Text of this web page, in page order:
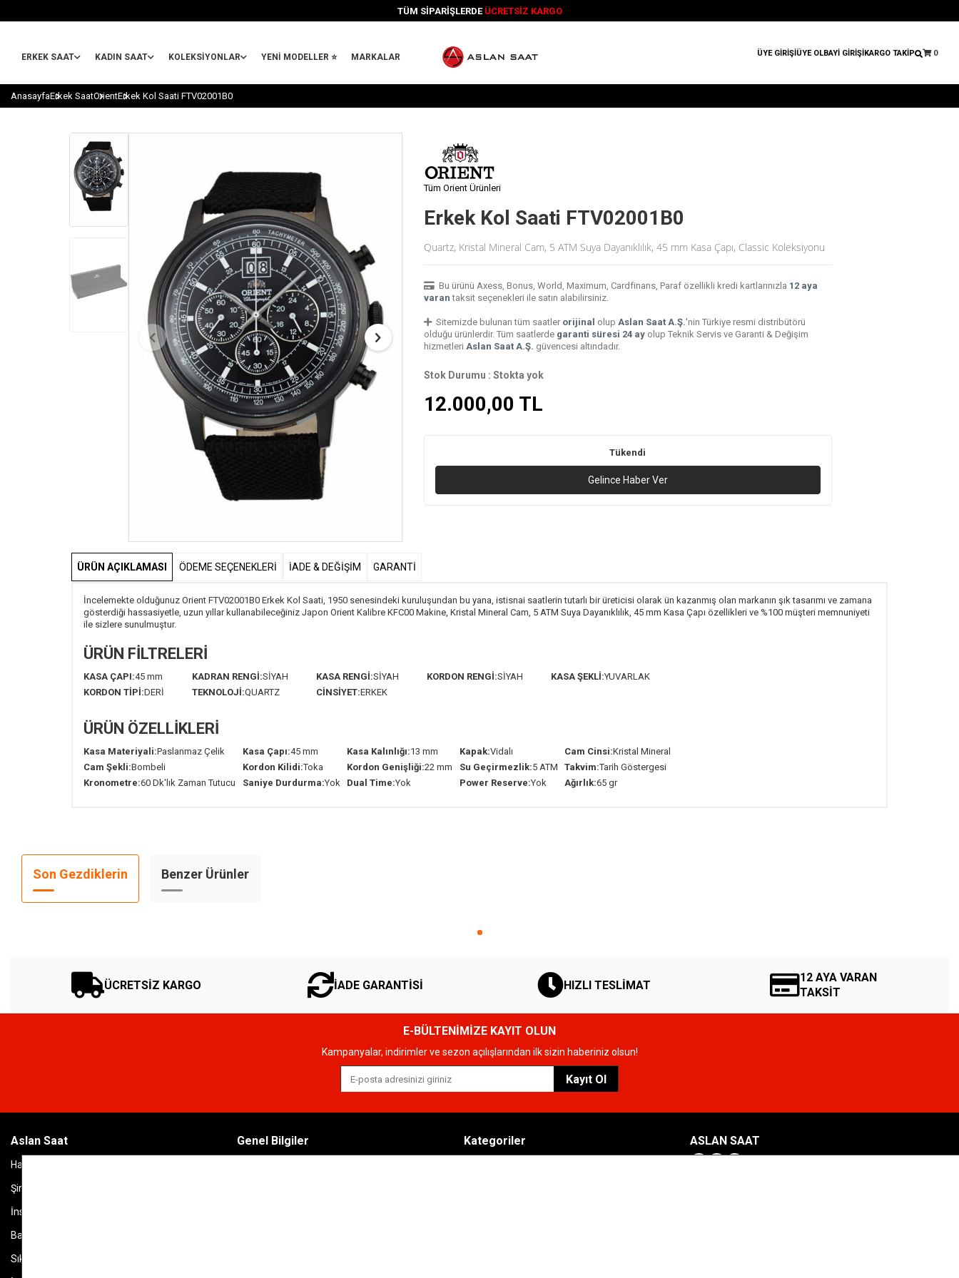
TÜM SİPARİŞLERDE ÜCRETSİZ KARGO
ERKEK SAAT KADIN SAAT KOLEKSIYONLAR YENİ MODELLER ⭐ MARKALAR ÜYE GİRİŞİÜYE OLBAYİ GİRİŞİKARGO TAKİP 0
AnasayfaErkek SaatOrientErkek Kol Saati FTV02001B0
Tüm Orient Ürünleri
Erkek Kol Saati FTV02001B0
Quartz, Kristal Mineral Cam, 5 ATM Suya Dayanıklılık, 45 mm Kasa Çapı, Classic Koleksiyonu
Bu ürünü Axess, Bonus, World, Maximum, Cardfinans, Paraf özellikli kredi kartlarınızla 12 aya
varan taksit seçenekleri ile satın alabilirsiniz.
Sitemizde bulunan tüm saatler orijinal olup Aslan Saat A.Ş.'nin Türkiye resmi distribütörü
olduğu ürünlerdir. Tüm saatlerde garanti süresi 24 ayolup Teknik Servis ve Garanti & Değişim
hizmetleri Aslan Saat A.Ş. güvencesi altındadır.
Stok Durumu : Stokta yok
12.000,00 TL
Tükendi
Gelince Haber Ver
ÜRÜN AÇIKLAMASI ÖDEME SEÇENEKLERI İADE & DEĞİŞİM GARANTİ
İncelemekte olduğunuz Orient FTV02001B0 Erkek Kol Saati, 1950 senesindeki kuruluşundan bu yana, istisnai saatlerin tutarlı bir üreticisi olarak ün kazanmış olan markanın şık tasarımı ve zamana
gösterdiği hassasiyetle, uzun yıllar kullanabileceğiniz Japon Orient Kalibre KFC00 Makine, Kristal Mineral Cam, 5 ATM Suya Dayanıklılık, 45 mm Kasa Çapı özellikleri ve %100 müşteri memnuniyeti
ile sizlere sunulmuştur.
ÜRÜN FİLTRELERİ
KASA ÇAPI:45 mm KADRAN RENGİ:SİYAH KASA RENGİ:SİYAH KORDON RENGİ:SİYAH KASA ŞEKLİ:YUVARLAK
KORDON TİPİ:DERİ TEKNOLOJİ:QUARTZ CİNSİYET:ERKEK
ÜRÜN ÖZELLİKLERİ
Kasa Materiyali:Paslanmaz Çelik Kasa Çapı:45 mm Kasa Kalınlığı:13 mm Kapak:Vidalı Cam Cinsi:Kristal Mineral
Cam Şekli:Bombeli Kordon Kilidi:Toka Kordon Genişliği:22 mm Su Geçirmezlik:5 ATM Takvim:Tarih Göstergesi
Kronometre:60 Dk'lık Zaman Tutucu Saniye Durdurma:Yok Dual Time:Yok Power Reserve:Yok Ağırlık:65 gr
Son Gezdiklerin Benzer Ürünler
ÜCRETSİZ KARGO İADE GARANTİSİ HIZLI TESLİMAT
12 AYA VARAN
TAKSİT
E-BÜLTENİMİZE KAYIT OLUN
Kampanyalar, indirimler ve sezon açılışlarından ilk sizin haberiniz olsun!
Kayıt Ol
Aslan Saat
Hakkımızda
Şirket & Banka Bilgileri
İnsan Kaynakları
Bayi Listesi
Sıkça Sorulan Sorular
Genel Bilgiler Kategoriler ASLAN SAAT